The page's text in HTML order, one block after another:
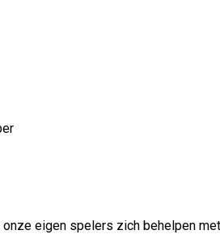
eigen spelers zich behelpen